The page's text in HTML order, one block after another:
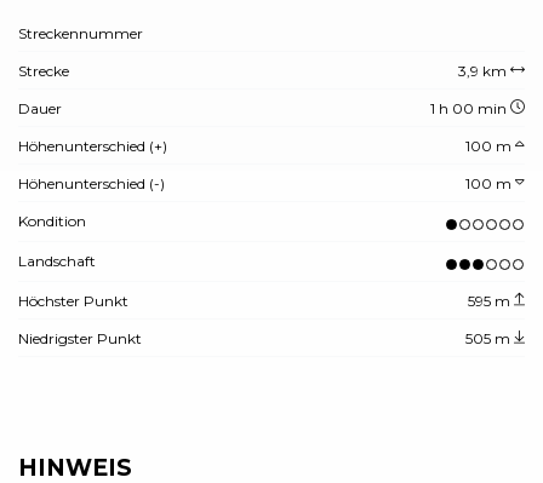
Streckennummer
Strecke 3,9 km
Dauer 1 h 00 min
Höhenunterschied (+) 100 m
Höhenunterschied (-) 100 m
Kondition
Landschaft
Höchster Punkt 595 m
Niedrigster Punkt 505 m
HINWEIS